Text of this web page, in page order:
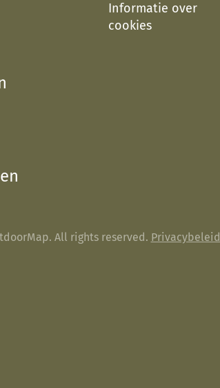
Informatie over
cookies
All rights reserved. Privacybeleid